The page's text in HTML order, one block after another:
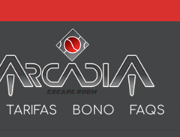
TARIFAS BONO FAQS